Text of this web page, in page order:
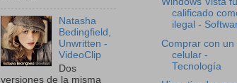
Natasha
Bedingfield,
Unwritten -
VideoClip
Dos
versiones de la misma
calificado
ilegal -
Comprar con un
celular -
Tecnología